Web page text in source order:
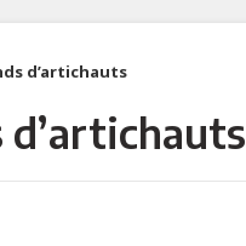
d’artichauts
d’artichauts